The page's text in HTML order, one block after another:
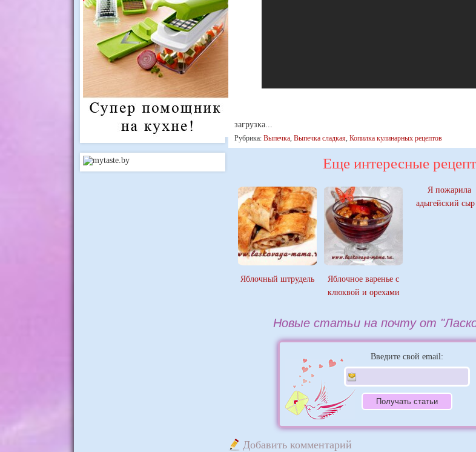
загрузка...
Рубрика: Выпечка, Выпечка сладкая, Копилка кулинарных рецептов
Еще интересные
Яблочный штрудель
Яблочное варенье с
клюквой и орехами
Я пожарила
адыгейский
Новые статьи на почту от
Введите свой email:
Добавить комментарий